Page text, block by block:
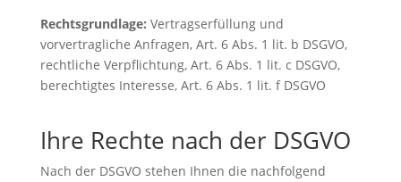
Rechtsgrundlage: Vertragserfüllung und
vorvertragliche Anfragen, Art. 6 Abs. 1 lit. b DSGVO,
rechtliche Verpflichtung, Art. 6 Abs. 1 lit. c DSGVO,
berechtigtes Interesse, Art. 6 Abs. 1 lit. f DSGVO
Ihre Rechte nach der DSGVO
Nach der DSGVO stehen Ihnen die nachfolgend